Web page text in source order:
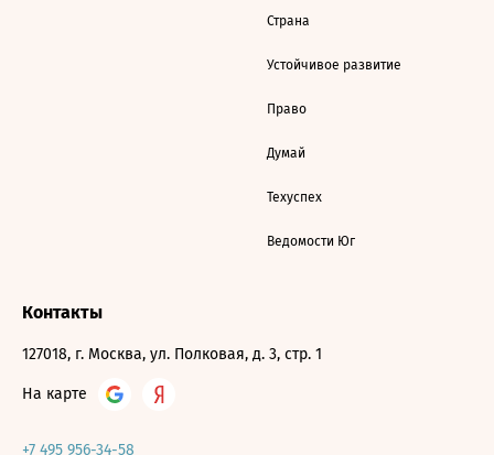
Страна
Устойчивое развитие
Право
Думай
Техуспех
Ведомости Юг
Контакты
127018, г. Москва, ул. Полковая, д. 3, стр. 1
На карте
+7 495 956-34-58